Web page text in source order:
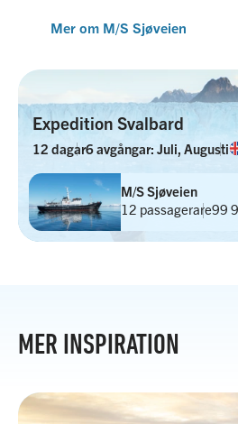
Mer om M/S Sjøveien
Expedition Svalbard
12 dagar6 avgångar: Juli, Augusti
M/S Sjøveien
12 passagerare99
MER INSPIRATION